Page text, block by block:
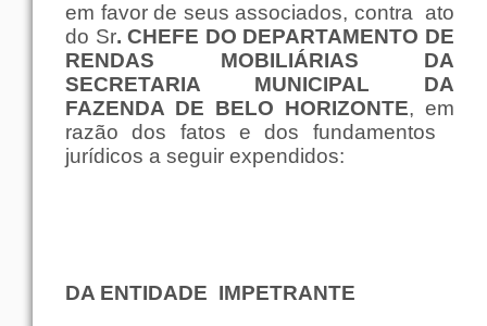
em favorde seus associados, contra ato
do Sr. CHEFE DO DEPARTAMENTO DE
RENDAS MOBILIÁRIAS DA
SECRETARIA MUNICIPAL DA
FAZENDA DE BELO HORIZONTE, em
razão dos fatos e dos fundamentos
jurídicos a seguir expendidos:
DA ENTIDADE IMPETRANTE